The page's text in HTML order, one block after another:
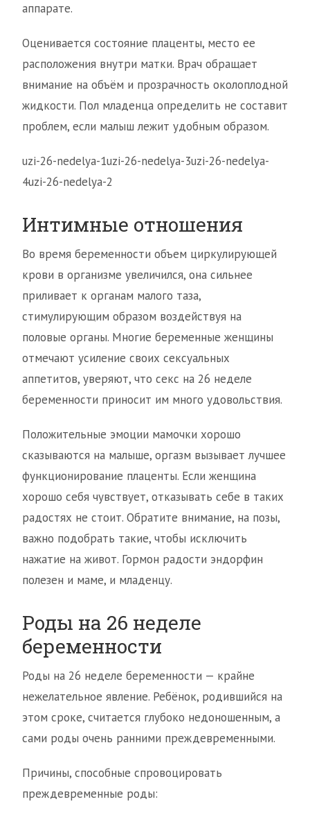
аппарате.
Оценивается состояние плаценты, место ее
расположения внутри матки. Врач обращает
внимание на объём и прозрачность околоплодной
жидкости. Пол младенца определить не составит
проблем, если малыш лежит удобным образом.
uzi-26-nedelya-1uzi-26-nedelya-3uzi-26-nedelya-
4uzi-26-nedelya-2
Интимные отношения
Во время беременности объем циркулирующей
крови в организме увеличился, она сильнее
приливает к органам малого таза,
стимулирующим образом воздействуя на
половые органы. Многие беременные женщины
отмечают усиление своих сексуальных
аппетитов, уверяют, что секс на 26 неделе
беременности приносит им много удовольствия.
Положительные эмоции мамочки хорошо
сказываются на малыше, оргазм вызывает лучшее
функционирование плаценты. Если женщина
хорошо себя чувствует, отказывать себе в таких
радостях не стоит. Обратите внимание, на позы,
важно подобрать такие, чтобы исключить
нажатие на живот. Гормон радости эндорфин
полезен и маме, и младенцу.
Роды на 26 неделе
беременности
Роды на 26 неделе беременности — крайне
нежелательное явление. Ребёнок, родившийся на
этом сроке, считается глубоко недоношенным, а
сами роды очень ранними преждевременными.
Причины, способные спровоцировать
преждевременные роды: